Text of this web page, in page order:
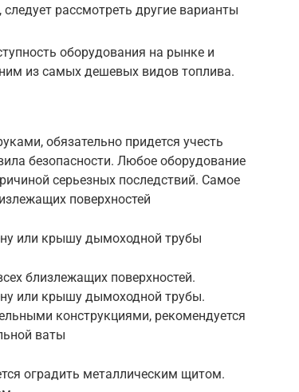
рассмотреть другие варианты
оборудования на рынке и
из самых дешевых видов топлива.
обязательно придется учесть
безопасности. Любое оборудование
серьезных последствий. Самое
поверхностей
или крышу дымоходной трубы
близлежащих поверхностей.
или крышу дымоходной трубы.
конструкциями, рекомендуется
ваты
оградить металлическим щитом.